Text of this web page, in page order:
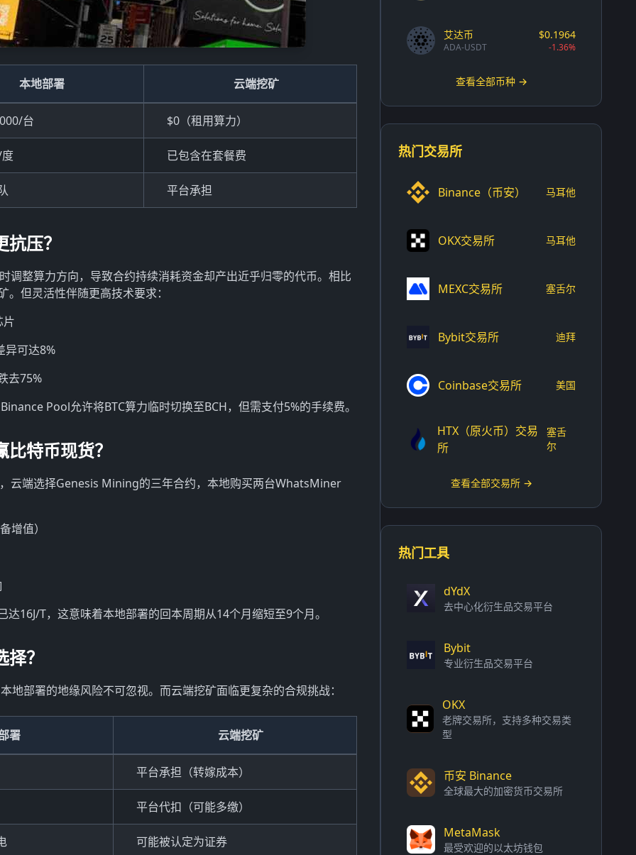
本地部署 云端挖矿
台 $0（租用算力）
已包含在套餐费
平台承担
压？
调整算力方向，导致合约持续消耗资金却产出近乎归零的代币。相比
但灵活性伴随更高技术要求：
片
异可达8%
去75%
Pool允许将BTC算力临时切换至BCH，但需支付5%的手续费。
特币现货？
云端选择Genesis Mining的三年合约，本地购买两台WhatsMiner
增值）
16J/T，这意味着本地部署的回本周期从14个月缩短至9个月。
？
地部署的地缘风险不可忽视。而云端挖矿面临更复杂的合规挑战：
署 云端挖矿
平台承担（转嫁成本）
平台代扣（可能多缴）
可能被认定为证券
艾达币
ADA-USDT
$0.1964
-1.36%
查看全部币种 →
热门交易所
Binance（币安） 马耳他
OKX交易所 马耳他
MEXC交易所 塞舌尔
Bybit交易所 迪拜
Coinbase交易所 美国
HTX（原火币）交易
所
塞舌
尔
查看全部交易所 →
热门工具
dYdX
去中心化衍生品交易平台
Bybit
专业衍生品交易平台
OKX
老牌交易所，支持多种交易类
型
币安 Binance
全球最大的加密货币交易所
MetaMask
最受欢迎的以太坊钱包